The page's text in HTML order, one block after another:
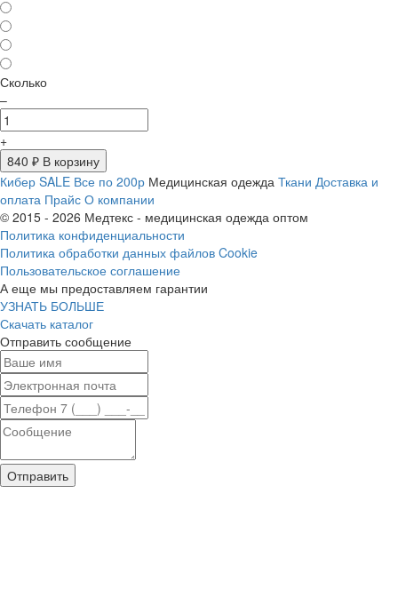
Сколько
–
+
840 ₽ В корзину
Кибер SALE Все по 200р Медицинская одежда Ткани Доставка и
оплата Прайс О компании
© 2015 - 2026 Медтекс - медицинская одежда оптом
Политика конфиденциальности
Политика обработки данных файлов Cookie
Пользовательское соглашение
А еще мы предоставляем гарантии
УЗНАТЬ БОЛЬШЕ
Скачать каталог
Отправить сообщение